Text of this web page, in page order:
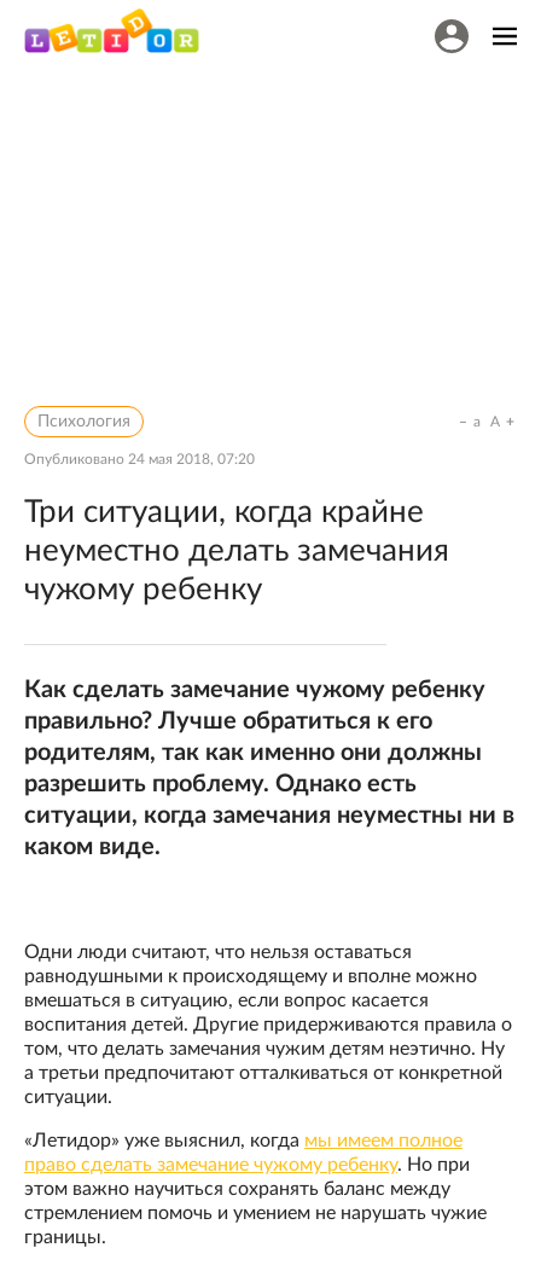
Психология
Опубликовано 24 мая 2018, 07:20
a A
Три ситуации, когда крайне
неуместно делать замечания
чужому ребенку
Как сделать замечание чужому ребенку
правильно? Лучше обратиться к его
родителям, так как именно они должны
разрешить проблему. Однако есть
ситуации, когда замечания неуместны ни в
каком виде.
Одни люди считают, что нельзя оставаться
равнодушными к происходящему и вполне можно
вмешаться в ситуацию, если вопрос касается
воспитания детей. Другие придерживаются правила о
том, что делать замечания чужим детям неэтично. Ну
а третьи предпочитают отталкиваться от конкретной
ситуации.
«Летидор» уже выяснил, когда мы имеем полное
право сделать замечание чужому ребенку. Но при
этом важно научиться сохранять баланс между
стремлением помочь и умением не нарушать чужие
границы.